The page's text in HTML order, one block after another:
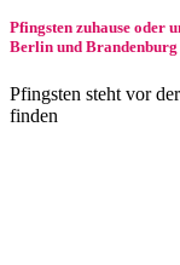
Pfingsten zuhause oder
Berlin und Brandenburg
Pfingsten steht vor
finden